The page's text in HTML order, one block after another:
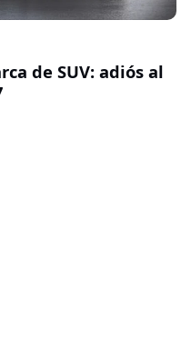
de SUV: adiós al